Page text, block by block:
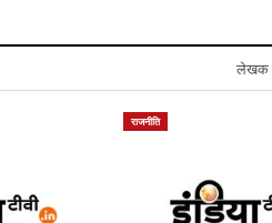
लेखक
राजनीति